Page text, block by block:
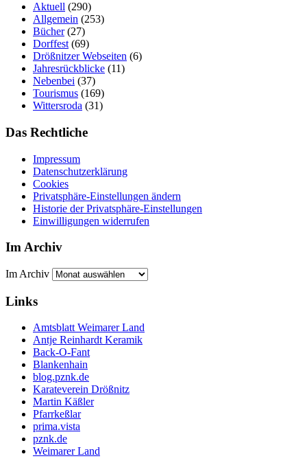
Aktuell (290)
Allgemein (253)
Bücher(27)
Dorffest (69)
Drößnitzer Webseiten (6)
Jahresrückblicke (11)
Nebenbei (37)
Tourismus (169)
Wittersroda (31)
Das Rechtliche
Impressum
Datenschutzerklärung
Cookies
Privatsphäre-Einstellungen ändern
Historie der Privatsphäre-Einstellungen
Einwilligungen widerrufen
Im Archiv
Im Archiv
Links
Amtsblatt Weimarer Land
Antje Reinhardt Keramik
Back-O-Fant
Blankenhain
blog.pznk.de
Karateverein Drößnitz
Martin Käßler
Pfarrkeßlar
prima.vista
pznk.de
Weimarer Land